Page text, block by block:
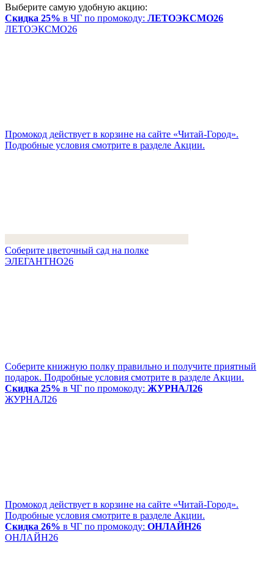
Выберите самую удобную акцию:
Скидка 25% в ЧГ по промокоду: ЛЕТОЭКСМО26
ЛЕТОЭКСМО26
Промокод действует в корзине на сайте «Читай-Город».
Подробные условия смотрите в разделе Акции.
Соберите цветочный сад на полке
ЭЛЕГАНТНО26
Соберите книжную полку правильно и получите приятный
подарок. Подробные условия смотрите в разделе Акции.
Скидка 25% в ЧГ по промокоду: ЖУРНАЛ26
ЖУРНАЛ26
Промокод действует в корзине на сайте «Читай-Город».
Подробные условия смотрите в разделе Акции.
Скидка 26% в ЧГ по промокоду: ОНЛАЙН26
ОНЛАЙН26